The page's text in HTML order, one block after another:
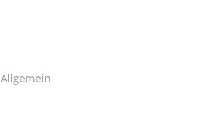
Allgemein